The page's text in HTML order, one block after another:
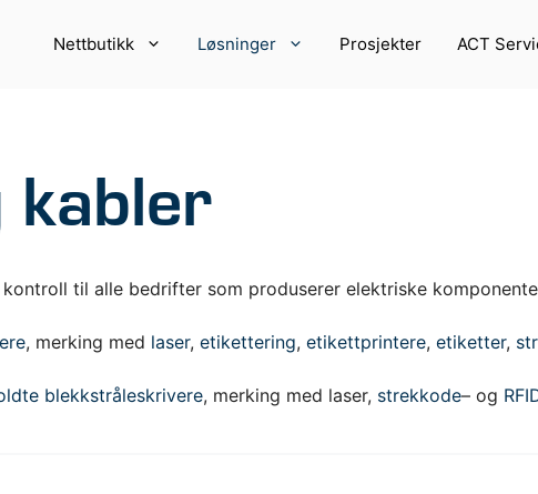
Nettbutikk
Vekter
Løsninger Prosjekter ACT
kabler
til alle bedrifter som produserer elektriske
, merking med laser, etikettering, etikettprintere, etiketter,
blekkstråleskrivere, merking med laser, strekkode– og